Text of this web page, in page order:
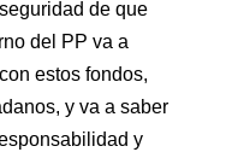
de que
del PP va a
estos fondos,
y va a saber
y